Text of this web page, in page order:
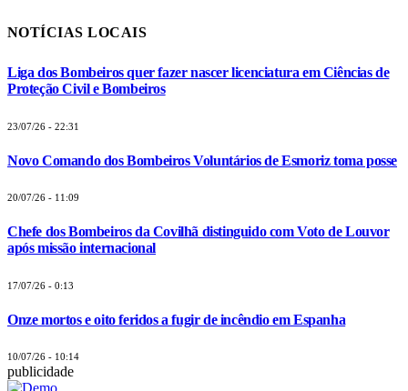
NOTÍCIAS LOCAIS
Liga dos Bombeiros quer fazer nascer licenciatura em Ciências de
Proteção Civil e Bombeiros
23/07/26 - 22:31
Novo Comando dos Bombeiros Voluntários de Esmoriz toma posse
20/07/26 - 11:09
Chefe dos Bombeiros da Covilhã distinguido com Voto de Louvor
após missão internacional
17/07/26 - 0:13
Onze mortos e oito feridos a fugir de incêndio em Espanha
10/07/26 - 10:14
publicidade